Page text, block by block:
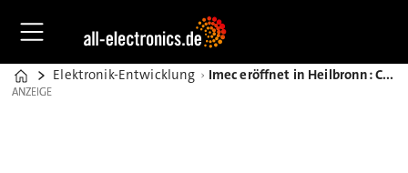
Home
Elektronik-Entwicklung Imec eröffnet in Heilbronn: Chiplets für die Autoindustrie rücken näher
ANZEIGE
ANZEIGE